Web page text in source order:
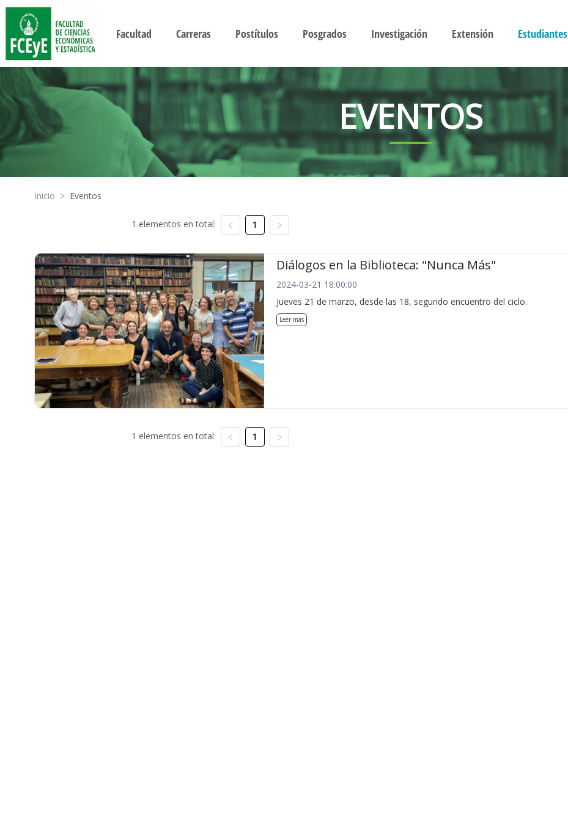
Facultad Carreras Postítulos Posgrados Investigación Extensión Estudiantes
EVENTOS
Inicio > Eventos
1 elementos en total: 1
Diálogos en la Biblioteca: "Nunca Más"
2024-03-21 18:00:00
Jueves 21 de marzo, desde las 18, segundo encuentro del ciclo.
Leer más
1 elementos en total: 1